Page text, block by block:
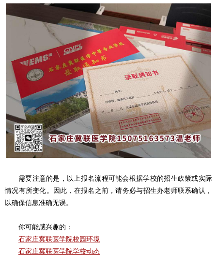
需要注意的是，以上报名流程可能会根据学校的招生政策或实际
情况有所变化。因此，在报名之前，请务必与招生办老师联系确认，
以确保信息准确无误。
你可能感兴趣的：
石家庄冀联医学院校园环境
石家庄冀联医学院学校动态